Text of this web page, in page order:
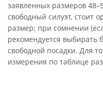
заявленных размеров
свободный силуэт, стоит
размер; при сомнении
рекомендуется выбирать
свободной посадки. Для
измерения по таблице